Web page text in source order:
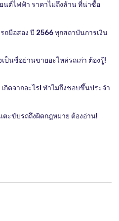
นต์ไฟฟ้า ราคาไม่ถึงล้าน ที่น่าซื้อ
ถมือสอง ปี 2566 ทุกสถาบันการเงิน
เป็นชื่อย่านขายอะไหล่รถเก่า ต้องรู้!
กิดจากอะไร! ทำไมถึงชอบขึ้นประจำ
ตะขับรถถึงผิดกฎหมาย ต้องอ่าน!